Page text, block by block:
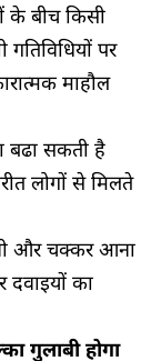
के बीच किसी
पर
माहौल
बढा सकती है
लोगों से मिलते
और चक्कर आना
का
गुलाबी होगा